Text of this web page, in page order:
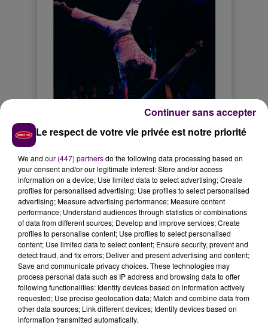
Le respect de votre vie privée est notre priorité
We and our (447) partnersdo the following data processing based on
your consent and/or our legitimate interest: Store and/or access
information on a device; Use limited data to select advertising; Create
profiles for personalised advertising; Use profiles to select personalised
advertising; Measure advertising performance; Measure content
performance; Understand audiences through statistics or combinations
of data from different sources; Develop and improve services; Create
profiles to personalise content; Use profiles to select personalised
content; Use limited data to select content; Ensure security, prevent and
detect fraud, and fix errors; Deliver and present advertising and content;
Save and communicate privacy choices. These technologies may
process personal data such as IP address and browsing data to offer
following functionalities: Identify devices based on information actively
requested; Use precise geolocation data; Match and combine data from
other data sources; Link different devices; Identify devices based on
information transmitted automatically.
Continuer sans accepter